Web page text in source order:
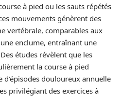
à pied ou les sauts répétés
mouvements génèrent des
vertébrale, comparables aux
enclume, entraînant une
études révèlent que les
la course à pied
douloureux annuelle
privilégiant des exercices à